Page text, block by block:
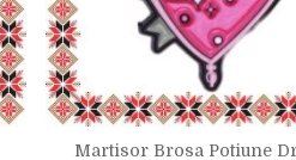
Martisor Brosa Potiune